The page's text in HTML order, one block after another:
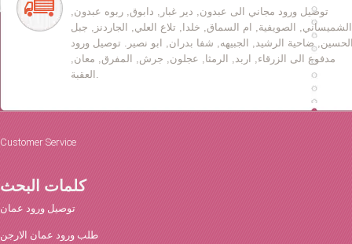
توصيل ورود مجاني الى عبدون, دير غبار, دابوق, ربوه عبدون,
الشميساني, الصويفية, ام السماق, خلدا, تلاع العلي, الجاردنز, جبل
ضاحية الرشيد, الجبيهه, شفا بدران, ابو نصير. توصيل ورود
مدفوع الى الزرقاء, اربد, الرمثا, عجلون, جرش, المفرق, معان,
Customer Service
كلمات البحث
توصيل ورود عمان
طلب ورود عمان الارجن